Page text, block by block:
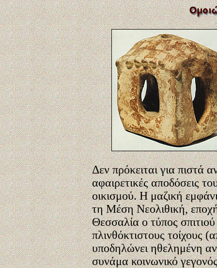
Δεν πρόκειται για πιστά
αφαιρετικές αποδόσεις
οικισμού. Η μαζική
τη Μέση Νεολιθική,
Θεσσαλία ο τύπος σπιτιού
πλινθόκτιστους τοίχους
υποδηλώνει ηθελημένη
συνάμα κοινωνικό